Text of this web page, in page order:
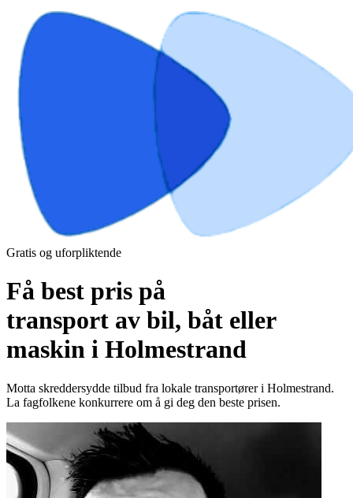
Gratis og uforpliktende
Få best pris på
transport av bil, båt eller
maskin i Holmestrand
Motta skreddersydde tilbud fra lokale transportører i Holmestrand.
La fagfolkene konkurrere om å gi deg den beste prisen.